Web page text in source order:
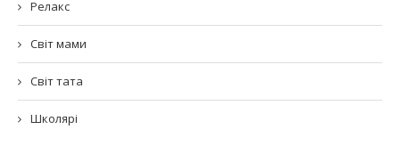
Релакс
Світ мами
Світ тата
Школярі